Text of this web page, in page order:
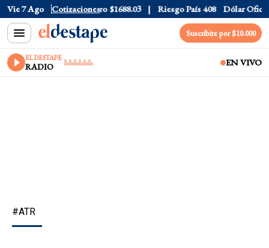
Vie 7 Ago Cotizaciones
CCL $1579.5 Euro $1688.03 Riesgo País 408 Dólar Oficial
Suscribite por $10.000
EL DESTAPE
RADIO EN VIVO
#ATR